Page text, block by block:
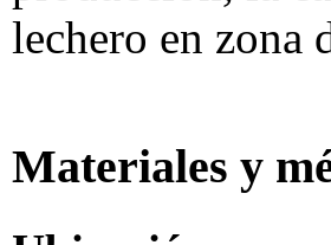
lechero en zona
Materiales y